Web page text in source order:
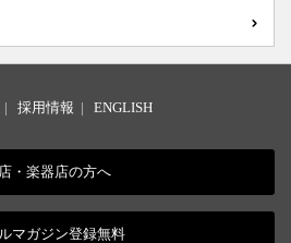
| 採用情報 | ENGLISH
・楽器店の方へ
マガジン登録無料